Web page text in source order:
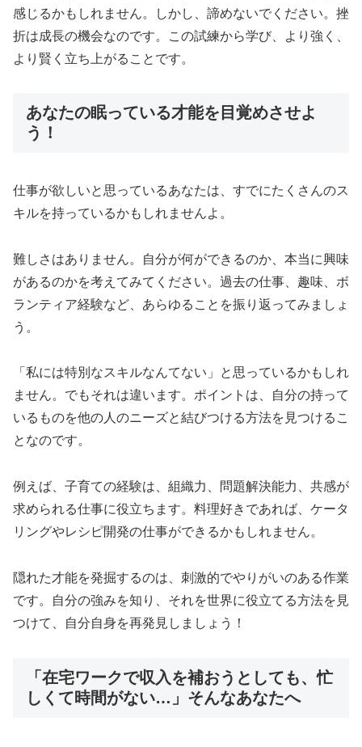
感じるかもしれません。しかし、諦めないでください。挫
折は成長の機会なのです。この試練から学び、より強く、
より賢く立ち上がることです。
あなたの眠っている才能を目覚めさせよ
う！
仕事が欲しいと思っているあなたは、すでにたくさんのス
キルを持っているかもしれませんよ。
難しさはありません。自分が何ができるのか、本当に興味
があるのかを考えてみてください。過去の仕事、趣味、ボ
ランティア経験など、あらゆることを振り返ってみましょ
う。
「私には特別なスキルなんてない」と思っているかもしれ
ません。でもそれは違います。ポイントは、自分の持って
いるものを他の人のニーズと結びつける方法を見つけるこ
となのです。
例えば、子育ての経験は、組織力、問題解決能力、共感が
求められる仕事に役立ちます。料理好きであれば、ケータ
リングやレシピ開発の仕事ができるかもしれません。
隠れた才能を発掘するのは、刺激的でやりがいのある作業
です。自分の強みを知り、それを世界に役立てる方法を見
つけて、自分自身を再発見しましょう！
「在宅ワークで収入を補おうとしても、忙
しくて時間がない…」そんなあなたへ